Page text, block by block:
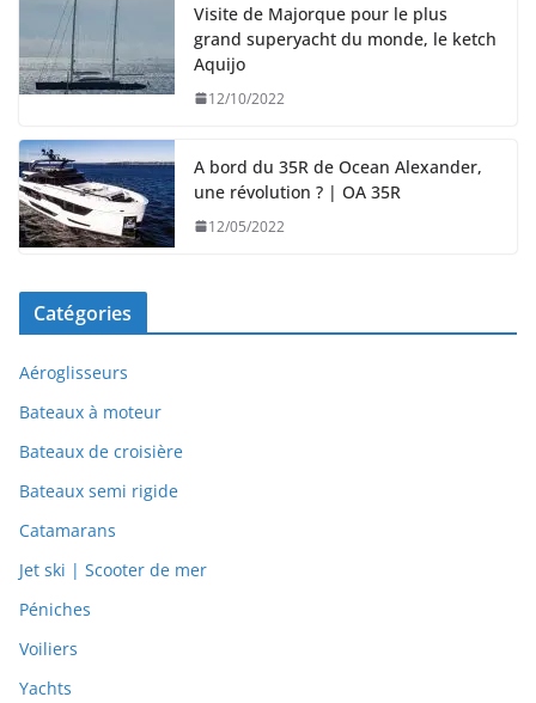
Visite de Majorque pour le plus
grand superyacht du monde, le ketch
Aquijo
12/10/2022
A bord du 35R de Ocean Alexander,
une révolution ? | OA 35R
12/05/2022
Catégories
Aéroglisseurs
Bateaux à moteur
Bateaux de croisière
Bateaux semi rigide
Catamarans
Jet ski | Scooter de mer
Péniches
Voiliers
Yachts